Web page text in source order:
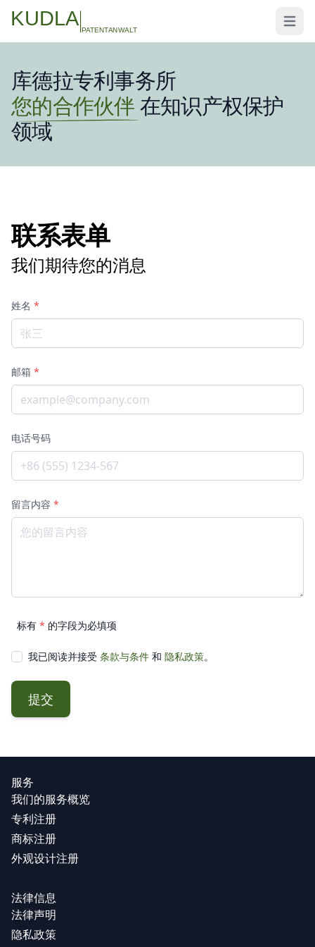
KUDLA PATENTANWALT Open
库德拉专利事务所
您的合作伙伴在知识产权保护
领域
联系表单
我们期待您的消息
姓名 *
邮箱 *
电话号码
留言内容 *
标有 * 的字段为必填项
我已阅读并接受 条款与条件 和 隐私政策。
提交
服务
我们的服务概览
专利注册
商标注册
外观设计注册
法律信息
法律声明
隐私政策